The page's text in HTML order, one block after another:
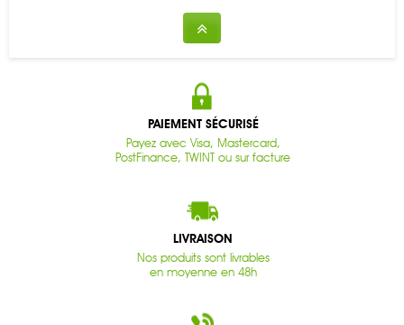
PAIEMENT SÉCURISÉ
Payez avec Visa, Mastercard,
PostFinance, TWINT ou sur facture
LIVRAISON
Nos produits sont livrables
en moyenne en 48h